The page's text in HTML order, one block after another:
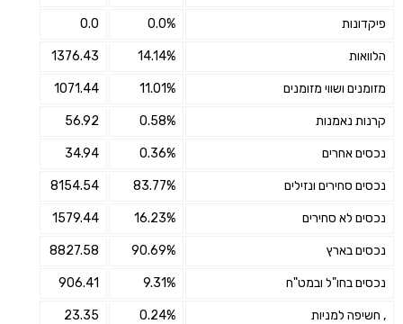
פיקדונות 0.0%
0.0
הלוואות 14.14%
1376.43
מזומנים ושווי מזומנים 11.01%
1071.44
קרנות נאמנות 0.58%
56.92
נכסים אחרים 0.36%
34.94
נכסים סחירים ונזילים 83.77%
8154.54
נכסים לא סחירים 16.23%
1579.44
נכסים בארץ 90.69%
8827.58
נכסים בחו"ל ובמט"ח 9.31%
906.41
, חשיפה למניות 0.24%
23.35